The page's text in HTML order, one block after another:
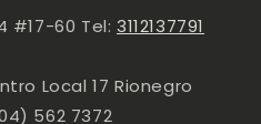
#17-60 Tel:3112137791
Local 17 Rionegro
562 7372